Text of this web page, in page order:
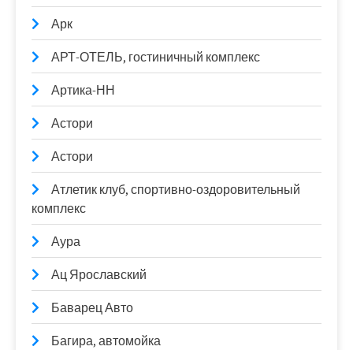
Арк
АРТ-ОТЕЛЬ, гостиничный комплекс
Артика-НН
Астори
Астори
Атлетик клуб, спортивно-оздоровительный
комплекс
Аура
Ац Ярославский
Баварец Авто
Багира, автомойка